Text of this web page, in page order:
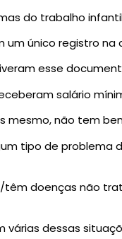
do trabalho
um único registro na
esse
salário
mesmo, não tem
tipo de problema
têm doenças não
várias dessas